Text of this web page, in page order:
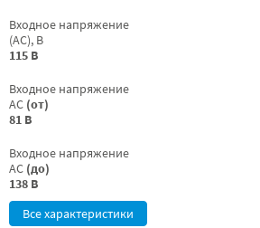
Входное напряжение
(AC), В
115 В
Входное напряжение
AC (от)
81 В
Входное напряжение
AC (до)
138 В
Все характеристики